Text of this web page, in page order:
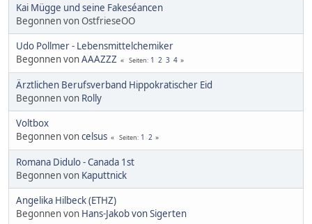
Kai Mügge und seine Fakeséancen
Begonnen von OstfrieseOO
Udo Pollmer - Lebensmittelchemiker
Begonnen vonAAAZZZ Seiten 1 2 3 4
Ärztlichen Berufsverband Hippokratischer Eid
Begonnen von Rolly
Voltbox
Begonnen voncelsus Seiten 1 2
Romana Didulo - Canada 1st
Begonnen von Kaputtnick
Angelika Hilbeck (ETHZ)
Begonnen von Hans-Jakob von Sigerten